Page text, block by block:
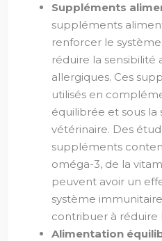
Suppléments
suppléments
renforcer le
réduire la sensibilité
allergiques. Ces
utilisés en
équilibrée et sous la
vétérinaire. Des
suppléments
oméga-3, de la
peuvent avoir un
système
contribuer à réduire
Alimentation